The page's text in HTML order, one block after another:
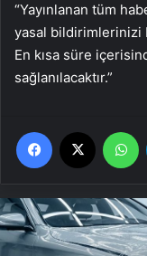
“Yayınlanan tüm
yasal bildirimlerinizi
En kısa süre
sağlanılacaktır.”
Facebook